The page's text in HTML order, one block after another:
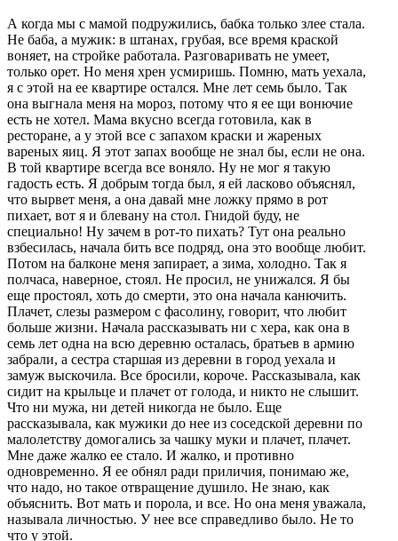
А когда мы с мамой подружились, бабка только злее стала.
Не баба, а мужик: в штанах, грубая, все время краской
воняет, на стройке работала. Разговаривать не умеет,
только орет. Но меня хрен усмиришь. Помню, мать уехала,
я с этой на ее квартире остался. Мне лет семь было. Так
она выгнала меня на мороз, потому что я ее щи вонючие
есть не хотел. Мама вкусно всегда готовила, как в
ресторане, а у этой все с запахом краски и жареных
вареных яиц. Я этот запах вообще не знал бы, если не она.
В той квартире всегда все воняло. Ну не мог я такую
гадость есть. Я добрым тогда был, я ей ласково объяснял,
что вырвет меня, а она давай мне ложку прямо в рот
пихает, вот я и блевану на стол. Гнидой буду, не
специально! Ну зачем в рот-то пихать? Тут она реально
взбесилась, начала бить все подряд, она это вообще любит.
Потом на балконе меня запирает, а зима, холодно. Так я
полчаса, наверное, стоял. Не просил, не унижался. Я бы
еще простоял, хоть до смерти, это она начала канючить.
Плачет, слезы размером с фасолину, говорит, что любит
больше жизни. Начала рассказывать ни с хера, как она в
семь лет одна на всю деревню осталась, братьев в армию
забрали, а сестра старшая из деревни в город уехала и
замуж выскочила. Все бросили, короче. Рассказывала, как
сидит на крыльце и плачет от голода, и никто не слышит.
Что ни мужа, ни детей никогда не было. Еще
рассказывала, как мужики до нее из соседской деревни по
малолетству домогались за чашку муки и плачет, плачет.
Мне даже жалко ее стало. И жалко, и противно
одновременно. Я ее обнял ради приличия, понимаю же,
что надо, но такое отвращение душило. Не знаю, как
объяснить. Вот мать и порола, и все. Но она меня уважала,
называла личностью. У нее все справедливо было. Не то
что у этой.